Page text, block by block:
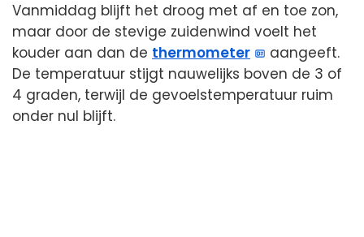
Vanmiddag blijft het droog met af en toe zon,
maar door de stevige zuidenwind voelt het
kouder aan dan de thermometer
aangeeft.
De temperatuur stijgt nauwelijks boven de 3 of
4 graden, terwijl de gevoelstemperatuur ruim
onder nul blijft.